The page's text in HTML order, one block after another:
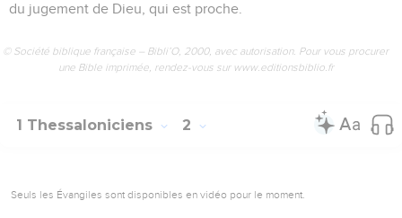
du jugement de Dieu, qui est proche.
© Société biblique française – Bibli’O, 2000, avec autorisation. Pour vous procurer
une Bible imprimée, rendez-vous sur www.editionsbiblio.fr
1 Thessaloniciens 2
Seuls les Évangiles sont disponibles en vidéo pour le moment.